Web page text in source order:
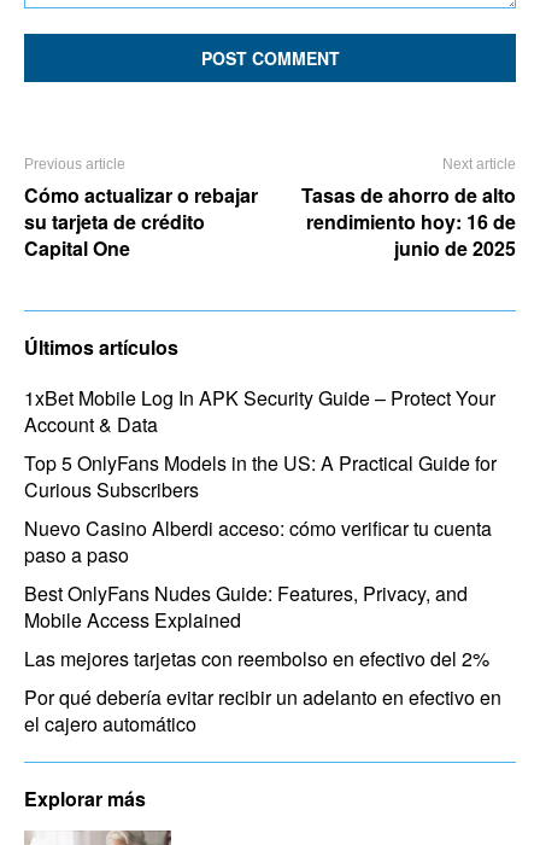
Previous article
Cómo actualizar o rebajar
su tarjeta de crédito
Capital One
Next article
Tasas de ahorro de alto
rendimiento hoy: 16 de
junio de 2025
Últimos artículos
1xBet Mobile Log In APK Security Guide – Protect Your
Account & Data
Top 5 OnlyFans Models in the US: A Practical Guide for
Curious Subscribers
Nuevo Casino Alberdi acceso: cómo verificar tu cuenta
paso a paso
Best OnlyFans Nudes Guide: Features, Privacy, and
Mobile Access Explained
Las mejores tarjetas con reembolso en efectivo del 2%
Por qué debería evitar recibir un adelanto en efectivo en
el cajero automático
Explorar más